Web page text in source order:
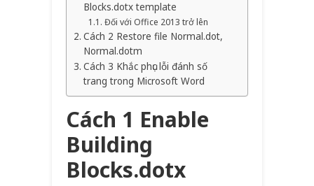
Blocks.dotx template
Đối với Office 2013 trở lên
Cách 2 Restore file Normal.dot,
Normal.dotm
Cách 3 Khắc phục lỗi đánh số
trang trong Microsoft Word
Cách 1 Enable
Building
Blocks.dotx